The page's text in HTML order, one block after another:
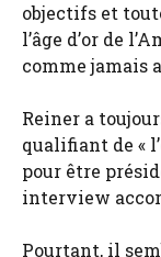
objectifs et
l’âge d’or de
comme jamais
Reiner a
qualifiant de «
pour être
interview
Pourtant, il